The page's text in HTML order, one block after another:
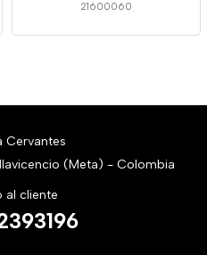
21600060
Cervantes
(Meta) - Colombia
al cliente